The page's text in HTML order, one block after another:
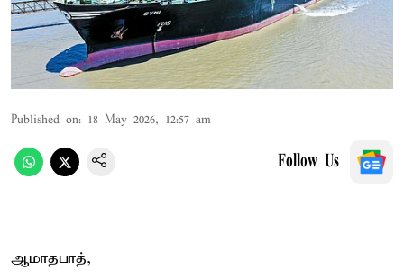
Published on: 18 May 2026, 12:57 am
Follow Us
ஆமாதபாத்,